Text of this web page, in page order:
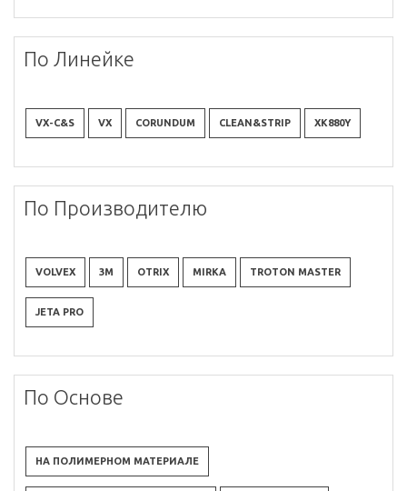
По Линейке
VX-C&S VX CORUNDUM CLEAN&STRIP XK880Y
По Производителю
VOLVEX 3M OTRIX MIRKA TROTON MASTER
JETA PRO
По Основе
НА ПОЛИМЕРНОМ МАТЕРИАЛЕ